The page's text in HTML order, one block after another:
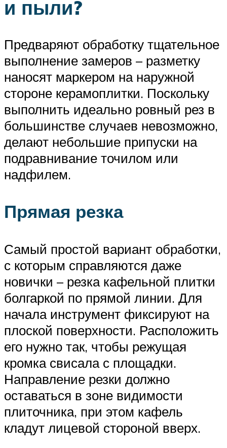
и пыли?
Предваряют обработку тщательное
выполнение замеров – разметку
наносят маркером на наружной
стороне керамоплитки. Поскольку
выполнить идеально ровный рез в
большинстве случаев невозможно,
делают небольшие припуски на
подравнивание точилом или
надфилем.
Прямая резка
Самый простой вариант обработки,
с которым справляются даже
новички – резка кафельной плитки
болгаркой по прямой линии. Для
начала инструмент фиксируют на
плоской поверхности. Расположить
его нужно так, чтобы режущая
кромка свисала с площадки.
Направление резки должно
оставаться в зоне видимости
плиточника, при этом кафель
кладут лицевой стороной вверх.